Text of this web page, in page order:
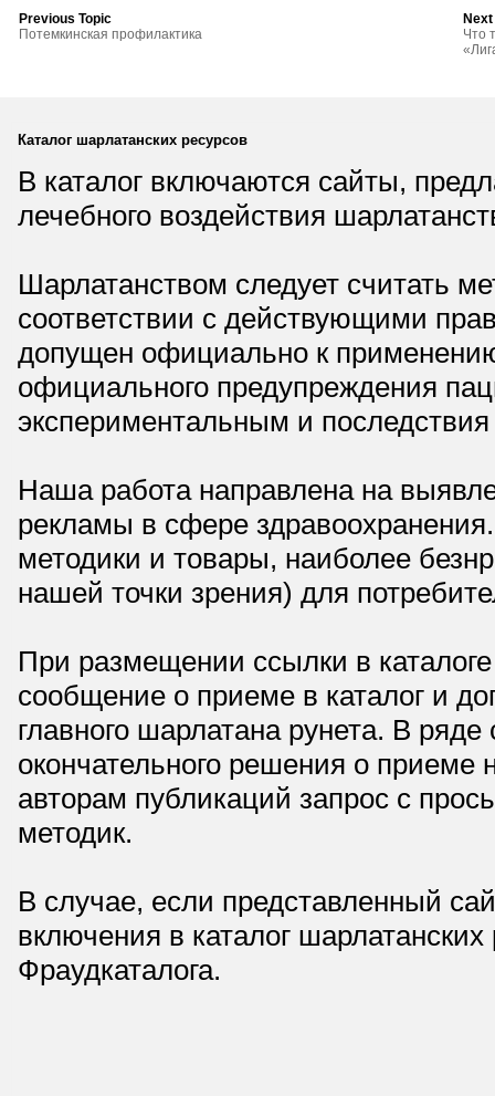
Previous Topic
Потемкинская профилактика
Что
Каталог шарлатанских ресурсов
В каталог включаются сайты,
лечебного воздействия
Шарлатанством следует считать
соответствии с действующими
допущен официально к
официального предупреждения
экспериментальным и
Наша работа направлена на
рекламы в сфере
методики и товары, наиболее
нашей точки зрения) для
При размещении ссылки в
сообщение о приеме в каталог и
главного шарлатана рунета. В
окончательного решения о приеме
авторам публикаций запрос с
методик.
В случае, если представленный
включения в каталог
Фраудкаталога.